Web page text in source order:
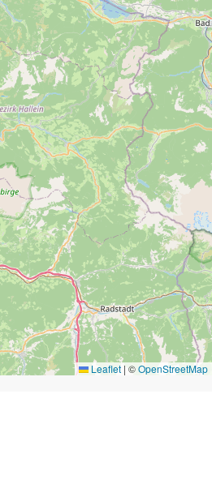
Leaflet | ©OpenStreetMap